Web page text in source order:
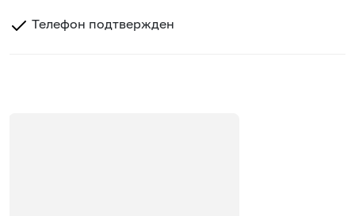
Телефон подтвержден